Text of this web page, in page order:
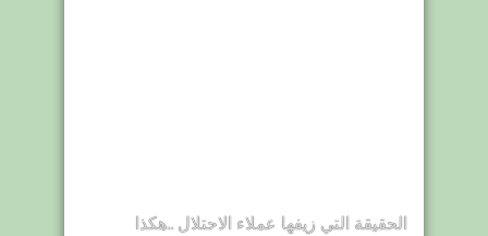
الحقيقة التي زيفها عملاء الاحتلال ..هكذا